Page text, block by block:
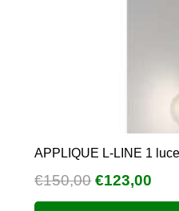
APPLIQUE L-LINE 1 luce
€150,00 Il
prezzo
€123,00